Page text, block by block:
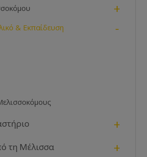
+
& Εκπαίδευση -
+
τη Μέλισσα +